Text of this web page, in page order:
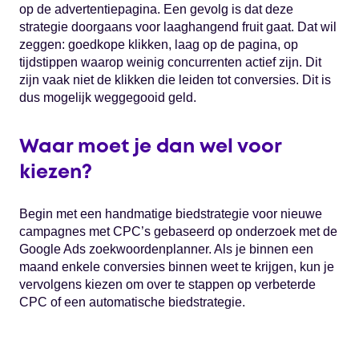
op de advertentiepagina. Een gevolg is dat deze
strategie doorgaans voor laaghangend fruit gaat. Dat wil
zeggen: goedkope klikken, laag op de pagina, op
tijdstippen waarop weinig concurrenten actief zijn. Dit
zijn vaak niet de klikken die leiden tot conversies. Dit is
dus mogelijk weggegooid geld.
Waar moet je dan wel voor
kiezen?
Begin met een handmatige biedstrategie voor nieuwe
campagnes met CPC’s gebaseerd op onderzoek met de
Google Ads zoekwoordenplanner. Als je binnen een
maand enkele conversies binnen weet te krijgen, kun je
vervolgens kiezen om over te stappen op verbeterde
CPC of een automatische biedstrategie.